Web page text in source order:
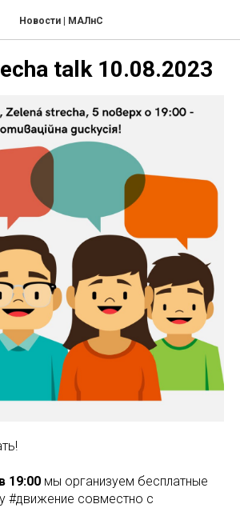
Новости | МАЛнС
talk 10.08.2023
в 19:00 мы организуем бесплатные
#движение совместно с